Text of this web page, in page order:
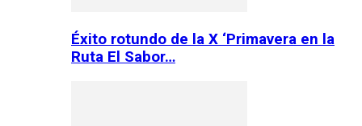
Éxito rotundo de la X ‘Primavera en la
Ruta El Sabor…